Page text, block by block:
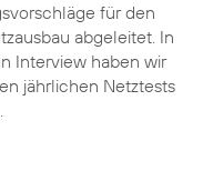
für den
abgeleitet. In
Interview haben wir
jährlichen Netztests